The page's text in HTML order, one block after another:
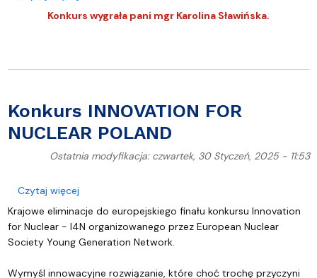
Konkurs wygrała pani mgr Karolina Sławińska.
Konkurs INNOVATION FOR
NUCLEAR POLAND
Ostatnia modyfikacja: czwartek, 30 Styczeń, 2025 - 11:53
Czytaj więcejo Konkurs INNOVATION FOR NUCLEAR POLAND
Krajowe eliminacje do europejskiego finału konkursu Innovation
for Nuclear - I4N organizowanego przez European Nuclear
Society Young Generation Network.
Wymyśl innowacyjne rozwiązanie, które choć trochę przyczyni